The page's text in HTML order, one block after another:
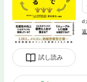
試し読み
d